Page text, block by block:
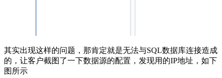
其实出现这样的问题，那肯定就是无法与SQL数据库连接造成
的，让客户截图了一下数据源的配置，发现用的IP地址，如下
图所示